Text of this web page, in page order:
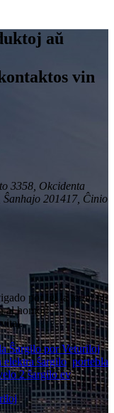
aŭ
vin
3358, Okcidenta
201417, Ĉinio
por igi la teron pli
al homoj!
Ŝargilo por Veturiloj
elektra ŝargilo,portebla
2 ŝargilo ev,